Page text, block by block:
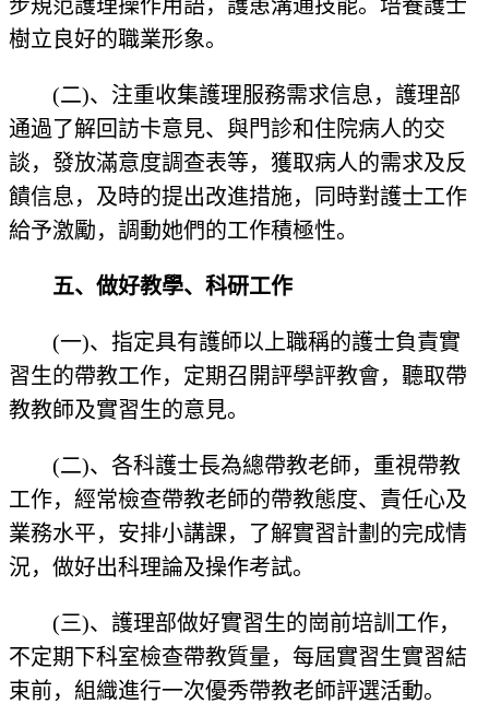
步規范護理操作用語，護患溝通技能。培養護士
樹立良好的職業形象。
(二)、注重收集護理服務需求信息，護理部
通過了解回訪卡意見、與門診和住院病人的交
談，發放滿意度調查表等，獲取病人的需求及反
饋信息，及時的提出改進措施，同時對護士工作
給予激勵，調動她們的工作積極性。
五、做好教學、科研工作
(一)、指定具有護師以上職稱的護士負責實
習生的帶教工作，定期召開評學評教會，聽取帶
教教師及實習生的意見。
(二)、各科護士長為總帶教老師，重視帶教
工作，經常檢查帶教老師的帶教態度、責任心及
業務水平，安排小講課，了解實習計劃的完成情
況，做好出科理論及操作考試。
(三)、護理部做好實習生的崗前培訓工作，
不定期下科室檢查帶教質量，每屆實習生實習結
束前，組織進行一次優秀帶教老師評選活動。